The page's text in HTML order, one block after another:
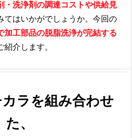
・洗浄剤の調達コストや供給見
てはいかがでしょうか。今回の
加工部品の脱脂洗浄が完結する
紹介します。
ラを組み合わせ
た、